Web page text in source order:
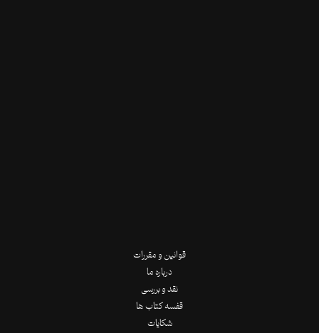
قوانین و مقررات
درباره ما
نقد و بررسی
قفسه کتاب ها
شکایات